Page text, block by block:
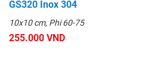
GS320 Inox 304
10x10 cm, Phi 60-75
255.000 VND